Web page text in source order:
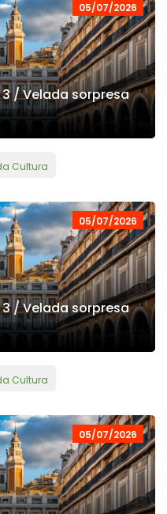
05/07/2026
/ Velada sorpresa
Cultura
05/07/2026
/ Velada sorpresa
Cultura
05/07/2026